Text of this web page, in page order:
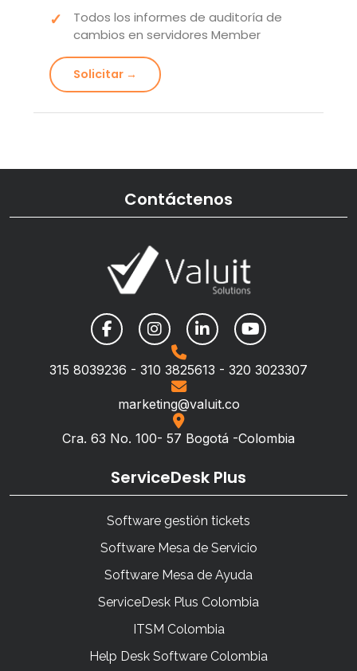
Todos los informes de auditoría de
cambios en servidores Member
Solicitar →
Contáctenos
315 8039236 - 310 3825613 - 320 3023307
marketing@valuit.co
Cra. 63 No. 100- 57 Bogotá -Colombia
ServiceDesk Plus
Software gestión tickets
Software Mesa de Servicio
Software Mesa de Ayuda
ServiceDesk Plus Colombia
ITSM Colombia
Help Desk Software Colombia